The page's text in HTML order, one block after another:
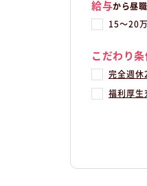
給与から昼
15〜20
こだわり条
完全週休
福利厚生